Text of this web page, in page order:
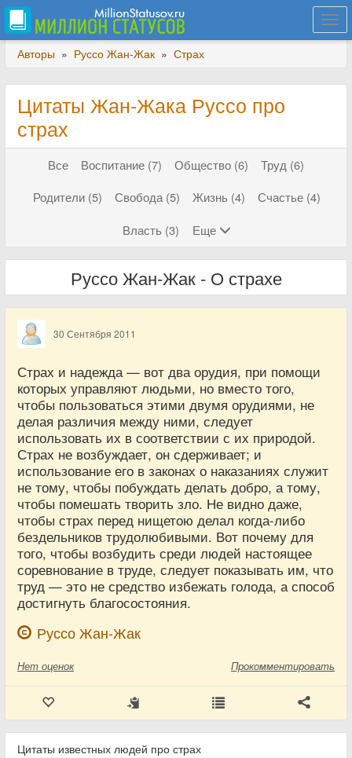
Авторы » Руссо Жан-Жак » Страх
Цитаты Жан-Жака Руссо про
страх
Все Воспитание (7) Общество (6)
Труд (6)
Родители (5)
Свобода (5) Жизнь (4)
Счастье (4)
Власть (3)
Еще
Руссо Жан-Жак - О страхе
30 Сентября 2011
Страх и надежда — вот два орудия, при помощи
которых управляют людьми, но вместо того,
чтобы пользоваться этими двумя орудиями, не
делая различия между ними, следует
использовать их в соответствии с их природой.
Страх не возбуждает, он сдерживает; и
использование его в законах о наказаниях служит
не тому, чтобы побуждать делать добро, а тому,
чтобы помешать творить зло. Не видно даже,
чтобы страх перед нищетою делал когда-либо
бездельников трудолюбивыми. Вот почему для
того, чтобы возбудить среди людей настоящее
соревнование в труде, следует показывать им, что
труд — это не средство избежать голода, а способ
достигнуть благосостояния.
Руссо Жан-Жак
Нет оценок Прокомментировать
Цитаты известных людей про страх